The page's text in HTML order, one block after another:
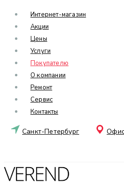
Интернет-магазин
Акции
Цены
Услуги
Покупателю
О компании
Ремонт
Сервис
Контакты
Санкт-Петербург